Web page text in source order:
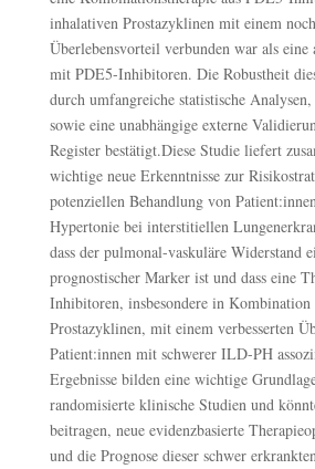
inhalativen Prostazyklinen mit einem
Überlebensvorteil verbunden war als
mit PDE5-Inhibitoren. Die Robustheit
durch umfangreiche statistische
sowie eine unabhängige externe
Register bestätigt.Diese Studie liefert
wichtige neue Erkenntnisse zur
potenziellen Behandlung von
Hypertonie bei interstitiellen
dass der pulmonal-vaskuläre Widerstand
prognostischer Marker ist und dass eine
Inhibitoren, insbesondere in
Prostazyklinen, mit einem verbesserten
Patient:innen mit schwerer ILD-PH
Ergebnisse bilden eine wichtige
randomisierte klinische Studien und
beitragen, neue evidenzbasierte
und die Prognose dieser schwer